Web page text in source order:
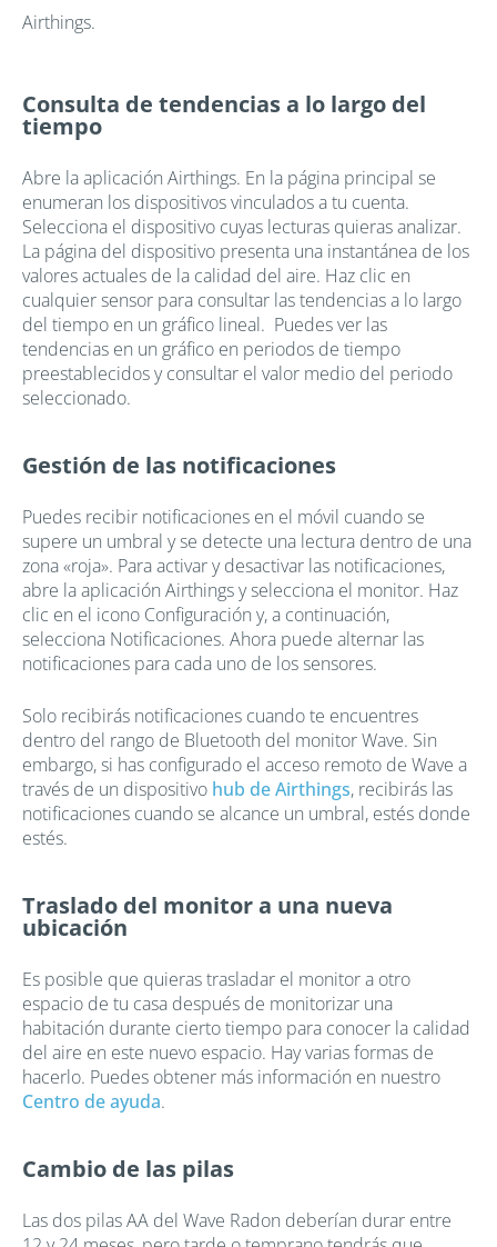
Airthings.
Consulta de tendencias a lo largo del
tiempo
Abre la aplicación Airthings. En la página principal se
enumeran los dispositivos vinculados a tu cuenta.
Selecciona el dispositivo cuyas lecturas quieras analizar.
La página del dispositivo presenta una instantánea de los
valores actuales de la calidad del aire. Haz clic en
cualquier sensor para consultar las tendencias a lo largo
del tiempo en un gráfico lineal. Puedes ver las
tendencias en un gráfico en periodos de tiempo
preestablecidos y consultar el valor medio del periodo
seleccionado.
Gestión de las notificaciones
Puedes recibir notificaciones en el móvil cuando se
supere un umbral y se detecte una lectura dentro de una
zona «roja». Para activar y desactivar las notificaciones,
abre la aplicación Airthings y selecciona el monitor. Haz
clic en el icono Configuración y, a continuación,
selecciona Notificaciones. Ahora puede alternar las
notificaciones para cada uno de los sensores.
Solo recibirás notificaciones cuando te encuentres
dentro del rango de Bluetooth del monitor Wave. Sin
embargo, si has configurado el acceso remoto de Wave a
través de un dispositivo hub de Airthings, recibirás las
notificaciones cuando se alcance un umbral, estés donde
estés.
Traslado del monitor a una nueva
ubicación
Es posible que quieras trasladar el monitor a otro
espacio de tu casa después de monitorizar una
habitación durante cierto tiempo para conocer la calidad
del aire en este nuevo espacio. Hay varias formas de
hacerlo. Puedes obtener más información en nuestro
Centro de ayuda.
Cambio de las pilas
Las dos pilas AA del Wave Radon deberían durar entre